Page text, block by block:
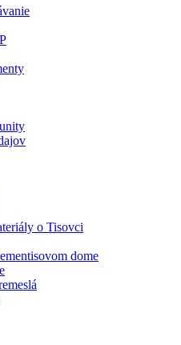
o Tisovci
dome